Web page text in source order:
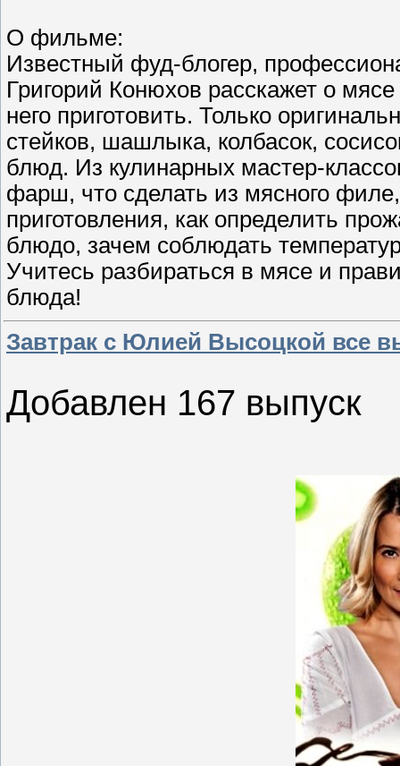
О фильме:
Известный фуд-блогер,
Григорий Конюхов расскажет о
него приготовить. Только
стейков, шашлыка, колбасок,
блюд. Из кулинарных мастер-
фарш, что сделать из мясного
приготовления, как определить
блюдо, зачем соблюдать
Учитесь разбираться в мясе и
блюда!
Завтрак с Юлией Высоцкой все
Добавлен 167 выпуск